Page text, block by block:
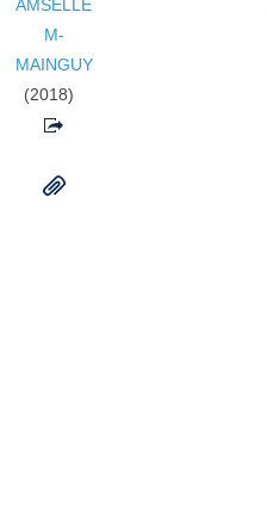
AMSELLE
M-
MAINGUY
(2018)